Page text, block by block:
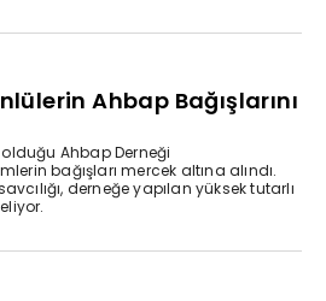
Ahbap Bağışlarını
Ahbap Derneği
bağışları mercek altına alındı.
derneğe yapılan yüksek tutarlı